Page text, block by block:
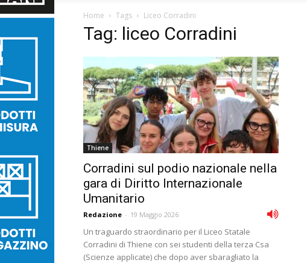
Home Tags Liceo Corradini
Tag: liceo Corradini
Thiene
Corradini sul podio nazionale nella
gara di Diritto Internazionale
Umanitario
Redazione - 19 Maggio 2026
Un traguardo straordinario per il Liceo Statale
Corradini di Thiene con sei studenti della terza Csa
(Scienze applicate) che dopo aver sbaragliato la